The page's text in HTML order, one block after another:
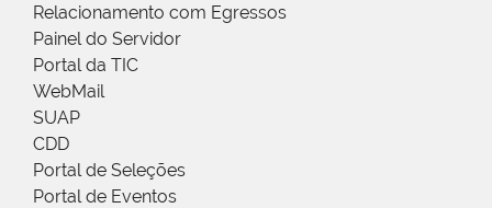
Relacionamento com Egressos
Painel do Servidor
Portal da TIC
WebMail
SUAP
CDD
Portal de Seleções
Portal de Eventos